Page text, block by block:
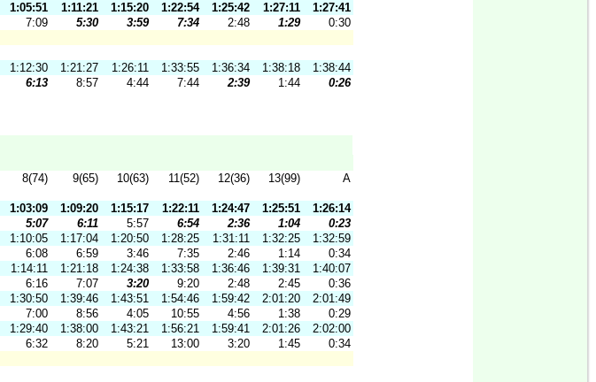
1:05:51 1:11:21 1:15:20 1:22:54 1:25:42 1:27:11
1:27:41
7:09 5:30 3:59 7:34 2:48 1:29
0:30
1:12:30 1:21:27 1:26:11 1:33:55 1:36:34 1:38:18
1:38:44
6:13 8:57 4:44 7:44 2:39 1:44 0:26
8(74) 9(65) 10(63) 11(52) 12(36) 13(99) A
1:03:09 1:09:20 1:15:17 1:22:11 1:24:47 1:25:51
1:26:14
5:07 6:11 5:57 6:54 2:36 1:04
0:23
1:10:05 1:17:04 1:20:50 1:28:25 1:31:11 1:32:25
1:32:59
6:08 6:59 3:46 7:35 2:46 1:14
0:34
1:14:11 1:21:18 1:24:38 1:33:58 1:36:46 1:39:31
1:40:07
6:16 7:07 3:20 9:20 2:48 2:45
0:36
1:30:50 1:39:46 1:43:51 1:54:46 1:59:42 2:01:20
2:01:49
7:00 8:56 4:05 10:55 4:56 1:38
0:29
1:29:40 1:38:00 1:43:21 1:56:21 1:59:41 2:01:26
2:02:00
6:32 8:20 5:21 13:00 3:20 1:45
0:34